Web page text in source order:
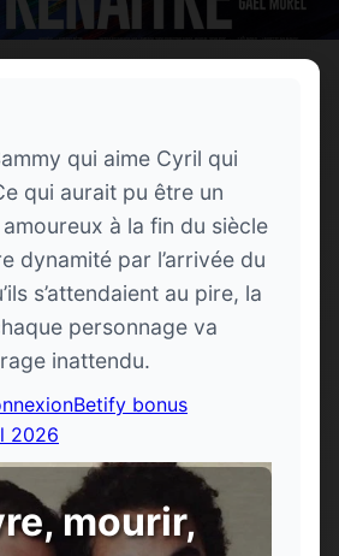
qui aime Cyril qui
qui aurait pu être un
à la fin du siècle
dynamité par l’arrivée du
s’attendaient au pire, la
personnage va
inattendu.
Betify bonus
2026
mourir,